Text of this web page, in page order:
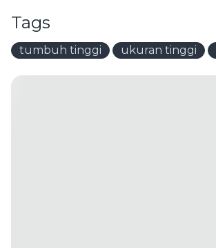
Tags
tumbuh tinggi ukuran tinggi